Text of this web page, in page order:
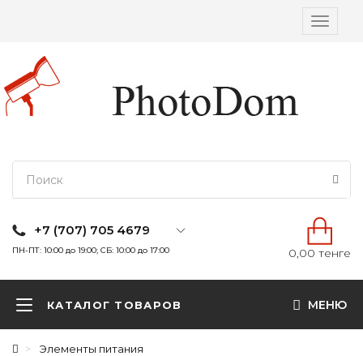
Вкл/
+7 (707) 705 4679
ПН-ПТ: 10:00 до 19:00; СБ: 10:00 до 17:00 0,00 тенге
КАТАЛОГ ТОВАРОВ МЕНЮ
Элементы питания